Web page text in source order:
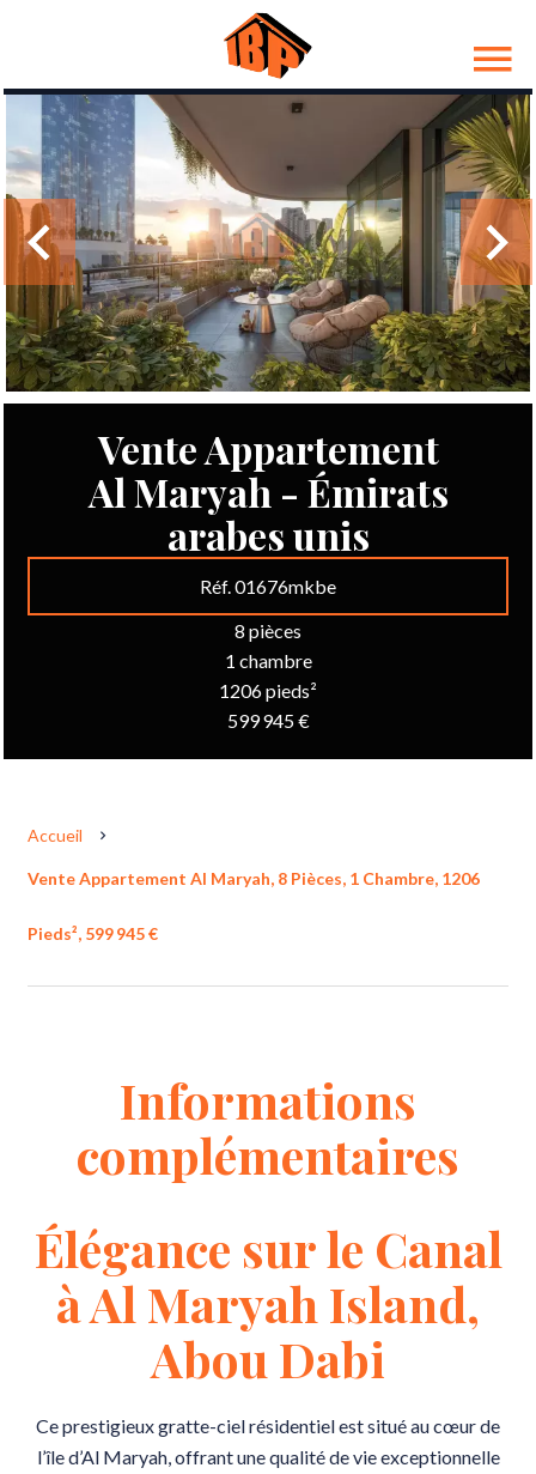
Vente Appartement
Al Maryah - Émirats
arabes unis
Réf. 01676mkbe
8 pièces
1 chambre
1206 pieds²
599 945 €
Accueil
Vente Appartement Al Maryah, 8 Pièces, 1 Chambre, 1206
Pieds², 599 945 €
Informations
complémentaires
Élégance sur le Canal
à Al Maryah Island,
Abou Dabi
Ce prestigieux gratte-ciel résidentiel est situé au cœur de
l’île d’Al Maryah, offrant une qualité de vie exceptionnelle